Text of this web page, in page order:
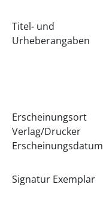
Titel- und
Urheberangaben
Erscheinungsort
Verlag/Drucker
Erscheinungsdatum
Signatur Exemplar